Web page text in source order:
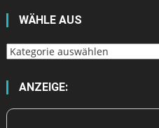
WÄHLE AUS
Wähle
ANZEIGE: